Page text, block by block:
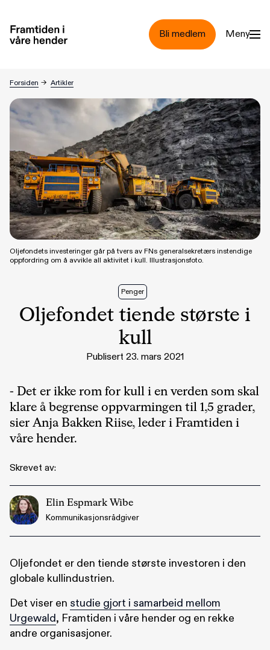
Bli medlem Meny
Forsiden → Artikler
Oljefondet tiende største i kull
Penger
Oljefondet tiende største i
kull
Publisert 23. mars 2021
Oljefondets investeringer går på tvers av FNs generalsekretærs instendige
oppfordring om å avvikle all aktivitet i kull. Illustrasjonsfoto.
- Det er ikke rom for kull i en verden som skal
klare å begrense oppvarmingen til 1,5 grader,
sier Anja Bakken Riise, leder i Framtiden i
våre hender.
Skrevet av:
Elin Espmark Wibe
Kommunikasjonsrådgiver
Oljefondet er den tiende største investoren i den
globale kullindustrien.
Det viser en studie gjort i samarbeid mellom
Urgewald, Framtiden i våre hender og en rekke
andre organisasjoner.